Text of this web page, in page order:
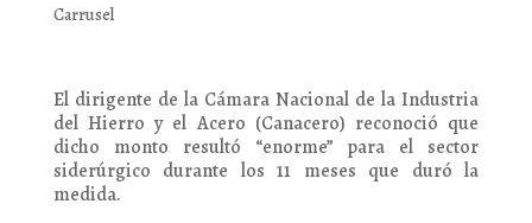
Carrusel
El dirigente de la Cámara Nacional de la Industria
del Hierro y el Acero (Canacero) reconoció que
dicho monto resultó “enorme” para el sector
siderúrgico durante los 11 meses que duró la
medida.